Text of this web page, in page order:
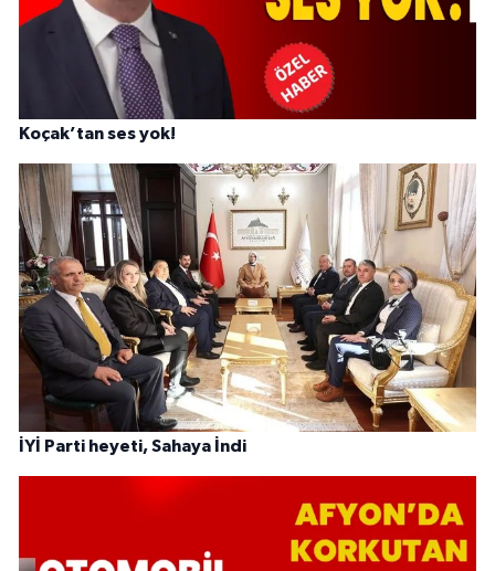
Koçak’tan ses yok!
İYİ Parti heyeti, Sahaya İndi